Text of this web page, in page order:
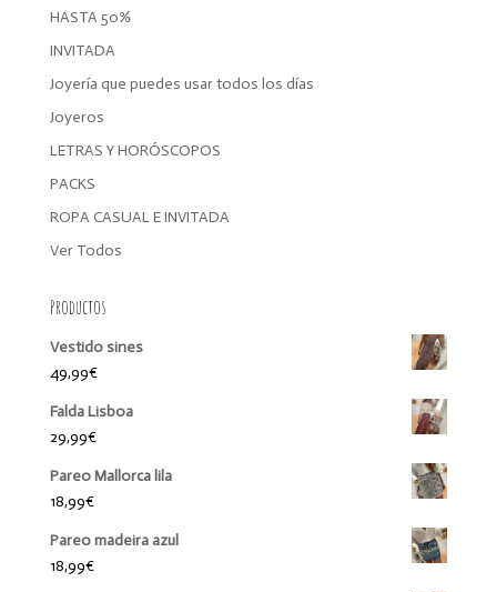
HASTA 50%
INVITADA
Joyería que puedes usar todos los días
Joyeros
LETRAS Y HORÓSCOPOS
PACKS
ROPA CASUAL E INVITADA
Ver Todos
Productos
Vestido sines
49,99€
Falda Lisboa
29,99€
Pareo Mallorca lila
18,99€
Pareo madeira azul
18,99€